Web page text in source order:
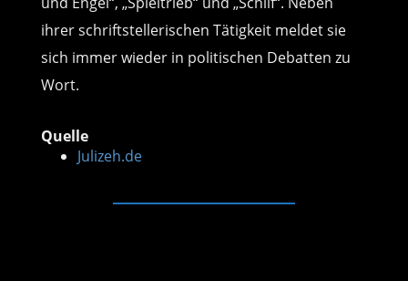
ihrer schriftstellerischen Tätigkeit meldet sie
sich immer wieder in politischen Debatten zu
Wort.
Quelle
Julizeh.de